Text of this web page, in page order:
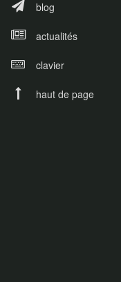
blog
actualités
clavier
haut de page